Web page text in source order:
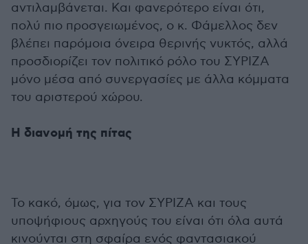
αντιλαμβάνεται. Και φανερότερο είναι ότι,
πολύ πιο προσγειωμένος, ο κ. Φάμελλος δεν
βλέπει παρόμοια όνειρα θερινής νυκτός, αλλά
προσδιορίζει τον πολιτικό ρόλο του ΣΥΡΙΖΑ
μόνο μέσα από συνεργασίες με άλλα κόμματα
του αριστερού χώρου.
Η διανομή της πίτας
Το κακό, όμως, για τον ΣΥΡΙΖΑ και τους
υποψήφιους αρχηγούς του είναι ότι όλα αυτά
κινούνται στη σφαίρα ενός φαντασιακού